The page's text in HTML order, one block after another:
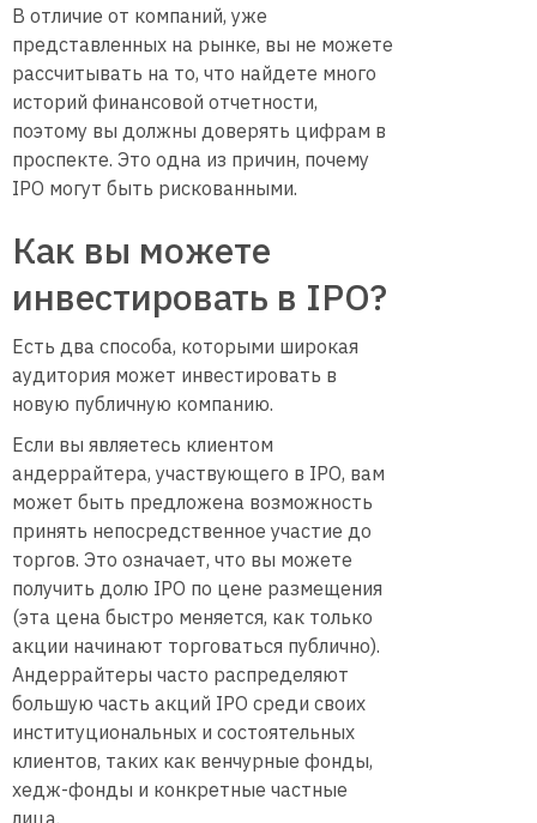
В отличие от компаний, уже
представленных на рынке, вы не можете
рассчитывать на то, что найдете много
историй финансовой отчетности,
поэтому вы должны доверять цифрам в
проспекте. Это одна из причин, почему
IPO могут быть рискованными.
Как вы можете
инвестировать в IPO?
Есть два способа, которыми широкая
аудитория может инвестировать в
новую публичную компанию.
Если вы являетесь клиентом
андеррайтера, участвующего в IPO, вам
может быть предложена возможность
принять непосредственное участие до
торгов. Это означает, что вы можете
получить долю IPO по цене размещения
(эта цена быстро меняется, как только
акции начинают торговаться публично).
Андеррайтеры часто распределяют
большую часть акций IPO среди своих
институциональных и состоятельных
клиентов, таких как венчурные фонды,
хедж-фонды и конкретные частные
лица.